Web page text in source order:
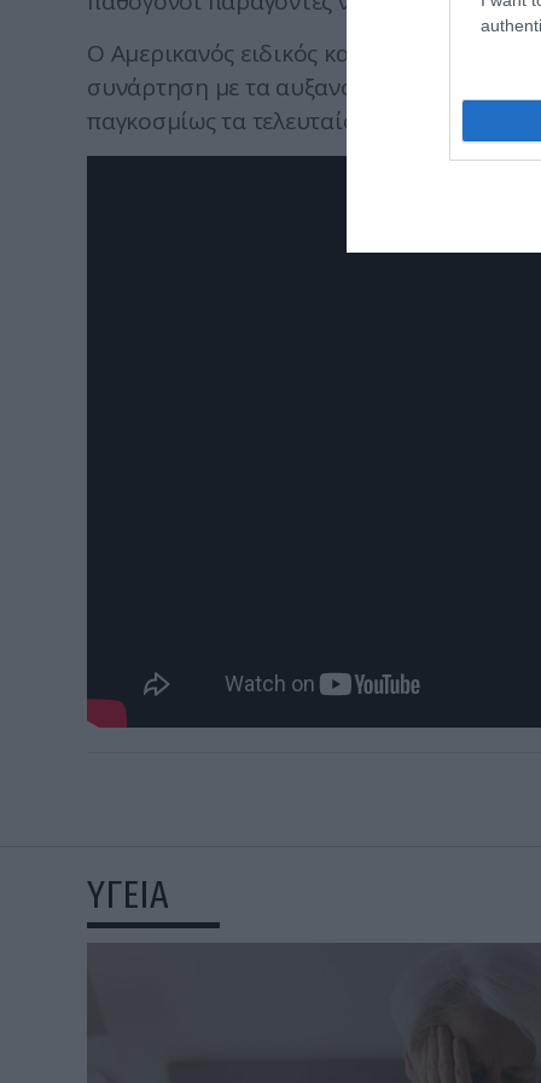
Ο Αμερικανός ειδικός καταλήγει στο
συνάρτηση με τα αυξανόμενα ποσοστά
παγκοσμίως τα τελευταία χρόνια.
ΥΓΕΙΑ